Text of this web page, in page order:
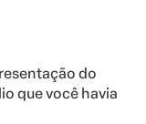
do
que você havia